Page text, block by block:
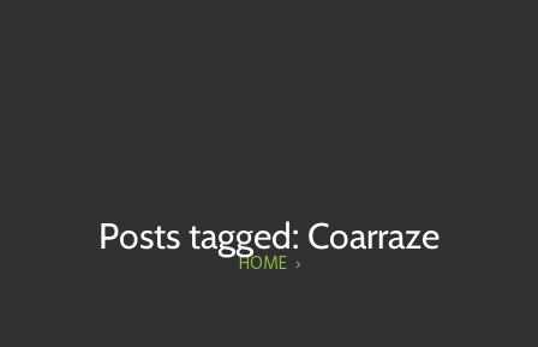
Posts tagged: Coarraze
HOME ›